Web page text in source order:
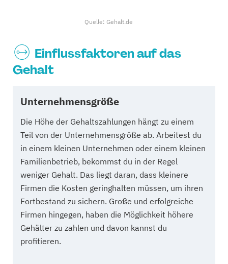
Quelle: Gehalt.de
Einflussfaktoren auf das
Gehalt
Unternehmensgröße
Die Höhe der Gehaltszahlungen hängt zu einem
Teil von der Unternehmensgröße ab. Arbeitest du
in einem kleinen Unternehmen oder einem kleinen
Familienbetrieb, bekommst du in der Regel
weniger Gehalt. Das liegt daran, dass kleinere
Firmen die Kosten geringhalten müssen, um ihren
Fortbestand zu sichern. Große und erfolgreiche
Firmen hingegen, haben die Möglichkeit höhere
Gehälter zu zahlen und davon kannst du
profitieren.